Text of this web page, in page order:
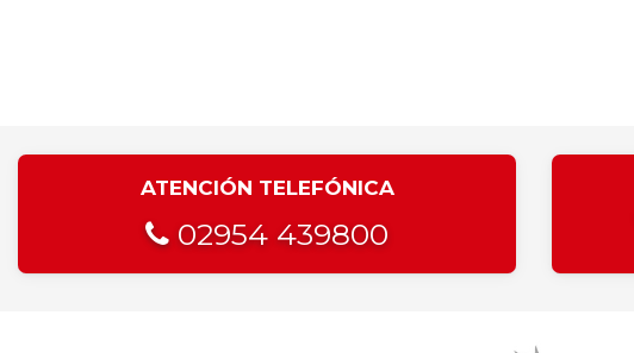
ATENCIÓN TELEFÓNICA
02954 439800